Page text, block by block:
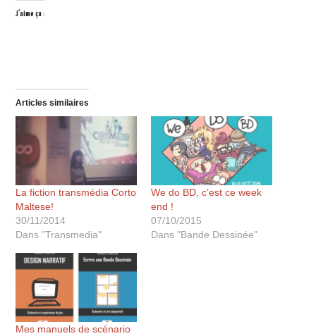
J’aime ça :
Articles similaires
La fiction transmédia Corto
Maltese!
30/11/2014
Dans "Transmedia"
We do BD, c’est ce week
end !
07/10/2015
Dans "Bande Dessinée"
Mes manuels de scénario